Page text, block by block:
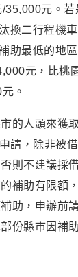
35,000元。
換二行程機
助最低的地
元，比桃
。
的人頭來獲
請，除非被
則不建議採
的補助有限額
助，申辦前
部份縣市因補